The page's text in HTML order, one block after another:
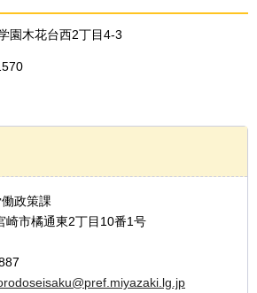
園木花台西2丁目4-3
働政策課
市橘通東2丁目10番1号